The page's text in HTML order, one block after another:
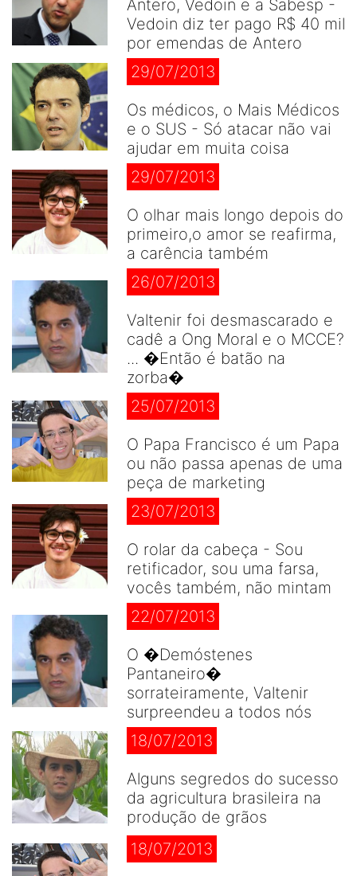
Antero, Vedoin e a Sabesp -
Vedoin diz ter pago R$ 40 mil
por emendas de Antero
29/07/2013
Os médicos, o Mais Médicos
e o SUS - Só atacar não vai
ajudar em muita coisa
29/07/2013
O olhar mais longo depois do
primeiro,o amor se reafirma,
a carência também
26/07/2013
Valtenir foi desmascarado e
cadê a Ong Moral e o MCCE?
... �Então é batão na
zorba�
25/07/2013
O Papa Francisco é um Papa
ou não passa apenas de uma
peça de marketing
23/07/2013
O rolar da cabeça - Sou
retificador, sou uma farsa,
vocês também, não mintam
22/07/2013
O �Demóstenes
Pantaneiro�
sorrateiramente, Valtenir
surpreendeu a todos nós
18/07/2013
Alguns segredos do sucesso
da agricultura brasileira na
produção de grãos
18/07/2013